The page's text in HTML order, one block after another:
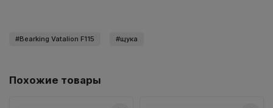
Bearking Vatalion F115 щука
Похожие товары